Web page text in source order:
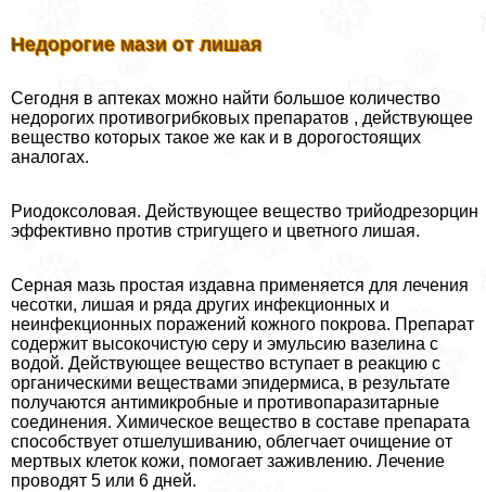
Недорогие мази от лишая
Сегодня в аптеках можно найти большое количество
недорогих противогрибковых препаратов , действующее
вещество которых такое же как и в дорогостоящих
аналогах.
Риодоксоловая. Действующее вещество трийодрезорцин
эффективно против стригущего и цветного лишая.
Серная мазь простая издавна применяется для лечения
чесотки, лишая и ряда других инфекционных и
неинфекционных поражений кожного покрова. Препарат
содержит высокочистую серу и эмульсию вазелина с
водой. Действующее вещество вступает в реакцию с
органическими веществами эпидермиса, в результате
получаются антимикробные и противопаразитарные
соединения. Химическое вещество в составе препарата
способствует отшелушиванию, облегчает очищение от
мертвых клеток кожи, помогает заживлению. Лечение
проводят 5 или 6 дней.